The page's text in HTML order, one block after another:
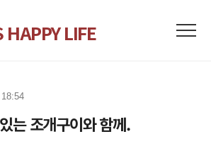
LIFE
는 조개구이와 함께.